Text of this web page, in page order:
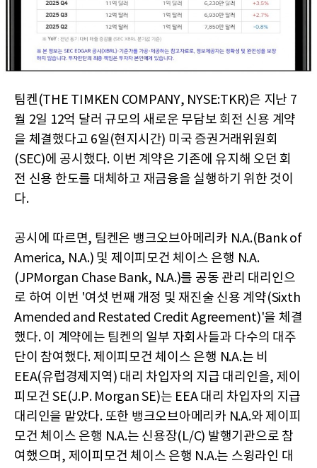
팀켄(THE TIMKEN COMPANY, NYSE:TKR)은 지난 7
월 2일 12억 달러 규모의 새로운 무담보 회전 신용 계약
을 체결했다고 6일(현지시간) 미국 증권거래위원회
(SEC)에 공시했다. 이번 계약은 기존에 유지해 오던 회
전 신용 한도를 대체하고 재금융을 실행하기 위한 것이
다.
공시에 따르면, 팀켄은 뱅크오브아메리카 N.A.(Bank of
America, N.A.) 및 제이피모건 체이스 은행 N.A.
(JPMorgan Chase Bank, N.A.)를 공동 관리 대리인으
로 하여 이번 '여섯 번째 개정 및 재진술 신용 계약(Sixth
Amended and Restated Credit Agreement)'을 체결
했다. 이 계약에는 팀켄의 일부 자회사들과 다수의 대주
단이 참여했다. 제이피모건 체이스 은행 N.A.는 비
EEA(유럽경제지역) 대리 차입자의 지급 대리인을, 제이
피모건 SE(J.P. Morgan SE)는 EEA 대리 차입자의 지급
대리인을 맡았다. 또한 뱅크오브아메리카 N.A.와 제이피
모건 체이스 은행 N.A.는 신용장(L/C) 발행기관으로 참
여했으며, 제이피모건 체이스 은행 N.A.는 스윙라인 대